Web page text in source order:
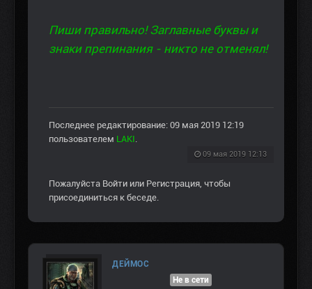
Пиши правильно! Заглавные буквы и
знаки препинания - никто не отменял!
Последнее редактирование: 09 мая 2019 12:19
пользователем LAKI
09 мая 2019 12:13
Пожалуйста Войти или Регистрация , чтобы
присоединиться к беседе.
ДЕЙМОС
Не в сети